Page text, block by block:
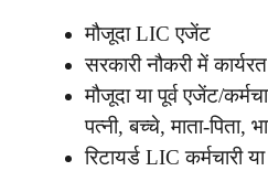
मौजूदा LIC एजेंट
सरकारी नौकरी में
मौजूदा या पूर्व एजेंट/
पत्नी, बच्चे, माता-पिता,
रिटायर्ड LIC कर्मचारी